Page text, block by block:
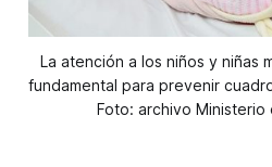
La atención a los niños y niñas
fundamental para prevenir
Foto: archivo Ministerio